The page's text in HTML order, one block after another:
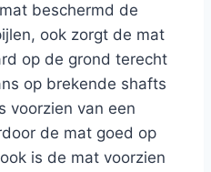
beschermd de
ook zorgt de mat
op de grond terecht
op brekende shafts
voorzien van een
de mat goed op
is de mat voorzien